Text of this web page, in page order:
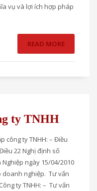
vụ và lợi ích hợp pháp
READ MORE
ty TNHH
công ty TNHH: – Điều
22 Nghị định số
ngày 15/04/2010
doanh nghiệp. Tư vấn
ty TNHH: – Tư vấn